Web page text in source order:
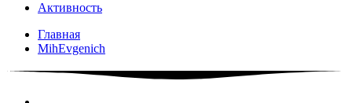
Активность
Главная
MihEvgenich